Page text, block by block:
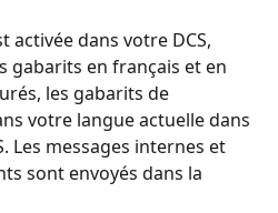
activée dans votre DCS,
gabarits en français et en
les gabarits de
votre langue actuelle dans
Les messages internes et
sont envoyés dans la